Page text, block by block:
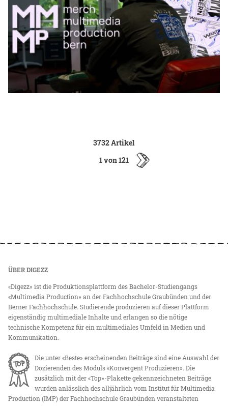
3732 Artikel
1 von 121
ÜBER DIGEZZ
«Digezz» ist die Produktionsplattform des Bachelor-Studiengangs
«Multimedia Production» an der Fachhochschule Graubünden und der
Berner Fachhochschule. Studierende produzieren auf dieser Plattform
eigenständig multimediale Inhalte und erlangen so die nötige
technische Kompetenz für ein multimediales Umfeld in Medien und
Kommunikation.
Die unter «Beste» erscheinenden Beiträge sind eine Auswahl der
Dozierenden des Moduls «Konvergent Produzieren». Die
zusätzlich mit der «Top»-Plakette gekennzeichneten Beiträge
wurden anlässlich des alljährlich vom Institut für Multimedia
Production (IMP) der Fachhochschule Graubünden veranstalteten